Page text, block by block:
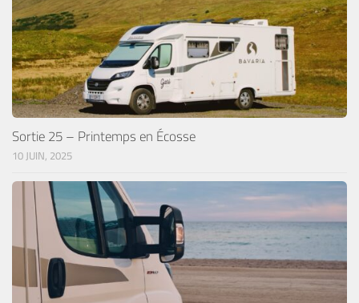
Sortie 25 – Printemps en Écosse
10 JUIN, 2025